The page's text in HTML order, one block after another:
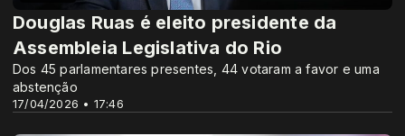
17/04/2026 • 17:46
Douglas Ruas é eleito presidente da
Assembleia Legislativa do Rio
Dos 45 parlamentares presentes, 44 votaram a favor e uma
abstenção